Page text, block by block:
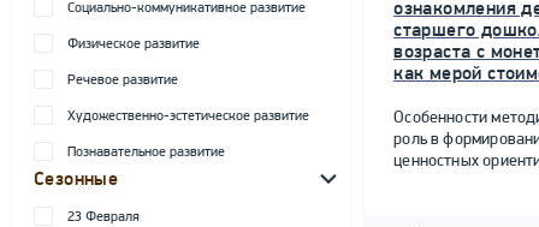
Социально-коммуникативное развитие
Физическое развитие
Речевое развитие
Художественно-эстетическое развитие
Познавательное развитие
Сезонные
23 Февраля
ознакомления
старшего
возраста с
как мерой
Особенности
роль в
ценностных